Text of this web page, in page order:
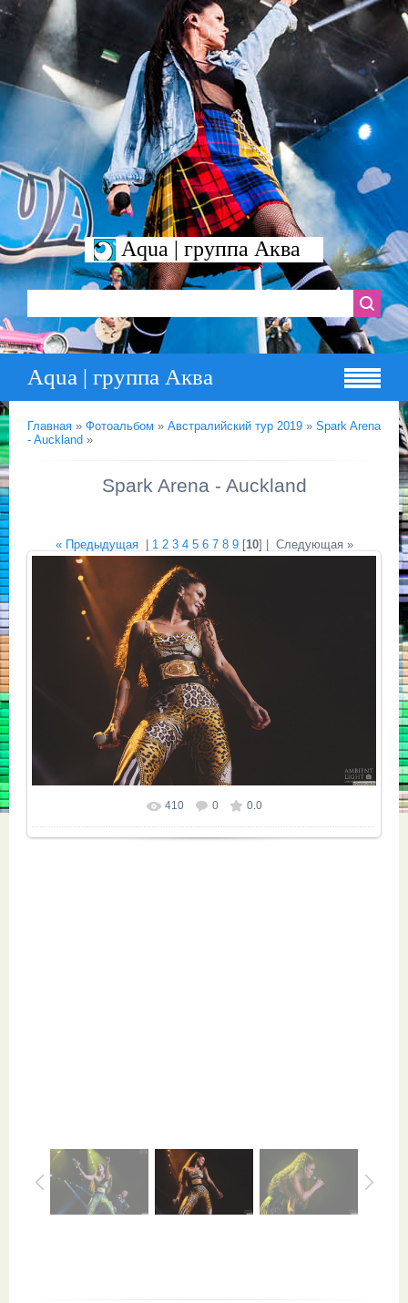
Aqua | группа Аква
Aqua | группа Аква
Главная » Фотоальбом » Австралийский тур 2019 » Spark Arena
- Auckland »
Spark Arena - Auckland
« Предыдущая| 1 2 3 4 5 6 7 8 9[10] | Следующая »
Размер фотографии: 2048x1366
410 0 0.0